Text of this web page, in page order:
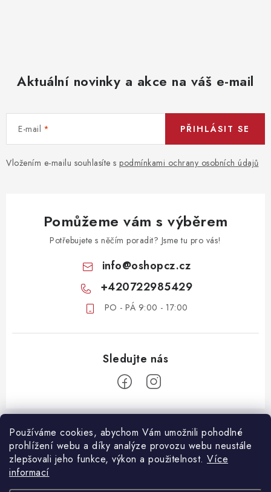
Používáme cookies, abychom Vám umožnili pohodlné
prohlížení webu a díky analýze provozu webu neustále
zlepšovali jeho funkce, výkon a použitelnost. Více
informací
Aktuální novinky a akce na váš e-mail
E-mail
Vložením e-mailu souhlasíte s podmínkami ochrany osobních údajů
PŘIHLÁSIT SE
Pomůžeme vám s výběrem
Potřebujete s něčím poradit? Jsme tu pro vás!
info@oshopcz.cz
+420722985429
PO - PÁ 9:00 - 17:00
Z
ZÁKAZNICKÝ SERVIS
DOPRAVA A PLATBA
DŮLEŽITÉ DOKUMENTY